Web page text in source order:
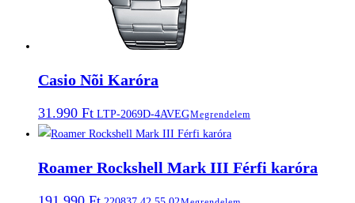
Casio Nõi Karóra
31.990 Ft LTP-2069D-4AVEGMegrendelem
Roamer Rockshell Mark III Férfi karóra